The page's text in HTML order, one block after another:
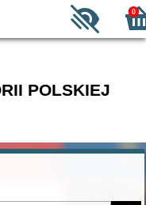
0
POLSKIEJ